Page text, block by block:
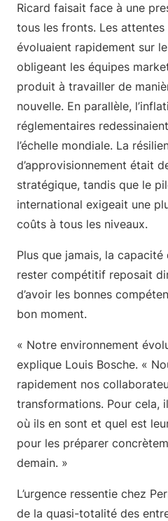
Ricard faisait face à une
tous les fronts. Les
évoluaient rapidement sur
obligeant les équipes
produit à travailler de
nouvelle. En parallèle,
réglementaires
l’échelle mondiale. La
d’approvisionnement était
stratégique, tandis que le
international exigeait une
coûts à tous les niveaux.
Plus que jamais, la capacité
rester compétitif reposait
d’avoir les bonnes
bon moment.
« Notre environnement
explique Louis Bosche. «
rapidement nos
transformations. Pour cela,
où ils en sont et quel est
pour les préparer
demain. »
L’urgence ressentie chez
de la quasi-totalité des